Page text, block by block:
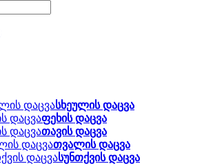
სხეულის დაცვა
ფეხის დაცვა
თავის დაცვა
თვალის დაცვა
სუნთქვის დაცვა